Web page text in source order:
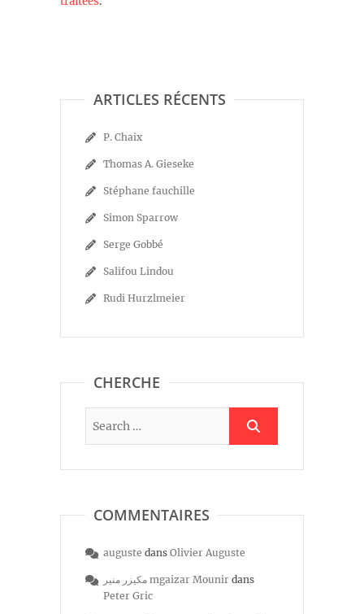
ARTICLES RÉCENTS
P. Chaix
Thomas A. Gieseke
Stéphane fauchille
Simon Sparrow
Serge Gobbé
Salifou Lindou
Rudi Hurzlmeier
CHERCHE
COMMENTAIRES
auguste dans Olivier Auguste
مكيزر منير mgaizar Mounir dans
Peter Gric